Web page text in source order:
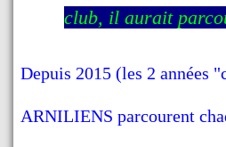
club, il aurait
Depuis 2015 (les 2 années
ARNILIENS parcourent